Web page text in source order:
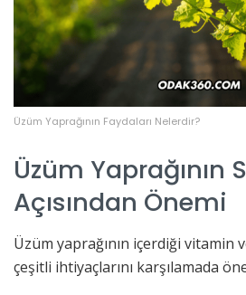
Üzüm Yaprağının Faydaları Nelerdir?
Üzüm Yaprağının
Açısından Önemi
Üzüm yaprağının içerdiği vitamin
çeşitli ihtiyaçlarını karşılamada